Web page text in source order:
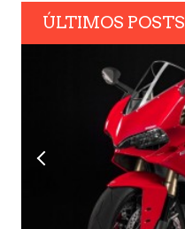
ÚLTIMOS POSTS